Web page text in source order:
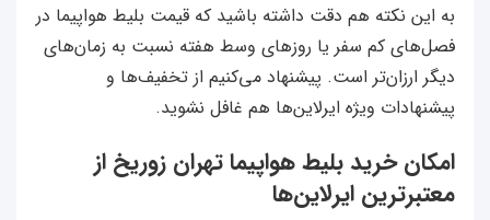
به این نکته هم دقت داشته باشید که قیمت بلیط هواپیما در
فصل‌های کم سفر یا روزهای وسط هفته نسبت به زمان‌های
دیگر ارزان‌تر است. پیشنهاد می‌کنیم از تخفیف‌ها و
پیشنهادات ویژه ایرلاین‌ها هم غافل نشوید.
امکان خرید بلیط هواپیما تهران زوریخ از
معتبرترین ایرلاین‌ها